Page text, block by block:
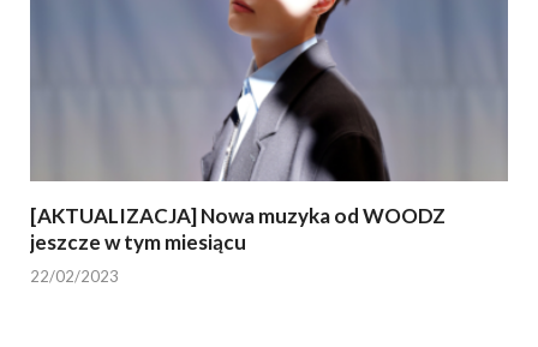
[AKTUALIZACJA] Nowa muzyka od WOODZ
jeszcze w tym miesiącu
22/02/2023